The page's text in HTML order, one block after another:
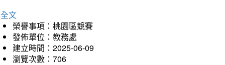
文
榮譽事項：桃園區競賽
發佈單位：教務處
建立時間：2025-06-09
瀏覽次數：706